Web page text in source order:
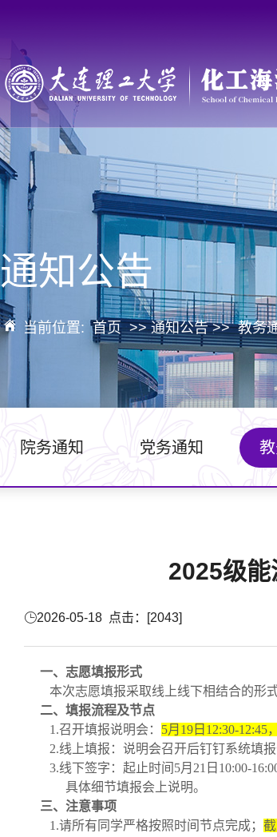
通知公告
当前位置: 首页 >> 通知公告 >> 教务
院务通知 党务通知
2025级能
2026-05-18 点击：[2043]
一、志愿填报形式
本次志愿填报采取线上线下相结合的形
二、填报流程及节点
1.召开填报说明会： 5月19日12:30-12:45
2.线上填报：说明会召开后钉钉系统填报
3.线下签字：起止时间5月21日10:00-16:00
具体细节填报会上说明。
三、注意事项
1.请所有同学严格按照时间节点完成；